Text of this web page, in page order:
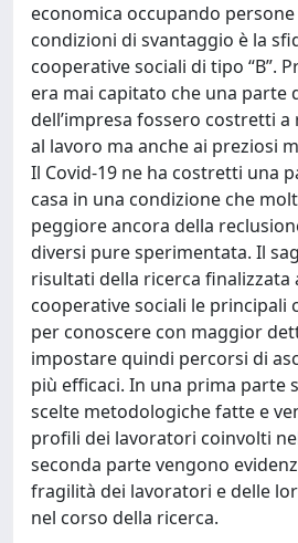
economica occupando
condizioni di svantaggio è la
cooperative sociali di tipo “B”.
era mai capitato che una parte
dell’impresa fossero costretti
al lavoro ma anche ai preziosi
Il Covid-19 ne ha costretti una
casa in una condizione che
peggiore ancora della
diversi pure sperimentata. Il
risultati della ricerca finalizzata
cooperative sociali le principali
per conoscere con maggior
impostare quindi percorsi di
più efficaci. In una prima parte
scelte metodologiche fatte e
profili dei lavoratori coinvolti
seconda parte vengono
fragilità dei lavoratori e delle
nel corso della ricerca.